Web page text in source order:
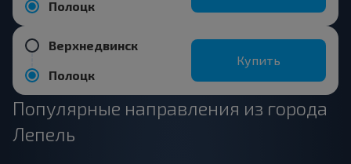
Полоцк
Верхнедвинск
Полоцк
Купить
Популярные направления из города
Лепель